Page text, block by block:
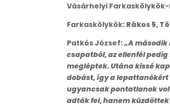
Vásárhelyi
Farkaskölykök: Rákos 5,
Patkós József:„A
csapatból, az ellenfél
megléptek. Utána kissé
dobást, így a
ugyancsak pontatlanok
adták fel, hanem